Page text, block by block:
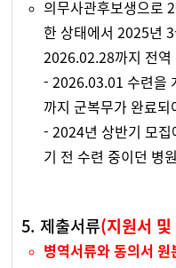
의무사관후보생으로
한 상태에서 2025년
2026.02.28까지 전역
- 2026.03.01 수련을
까지 군복무가 완료되
- 2024년 상반기 모집
기 전 수련 중이던 병
5. 제출서류(지원서 및
병역서류와 동의서 원